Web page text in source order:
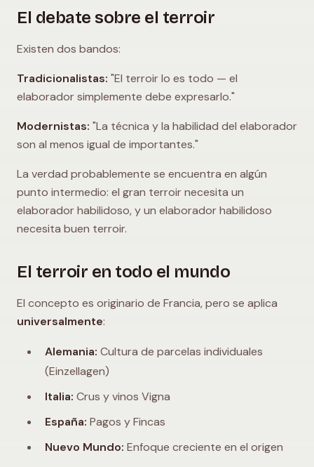
El debate sobre el terroir
Existen dos bandos:
Tradicionalistas: "El terroir lo es todo — el
elaborador simplemente debe expresarlo."
Modernistas: "La técnica y la habilidad del elaborador
son al menos igual de importantes."
La verdad probablemente se encuentra en algún
punto intermedio: el gran terroir necesita un
elaborador habilidoso, y un elaborador habilidoso
necesita buen terroir.
El terroir en todo el mundo
El concepto es originario de Francia, pero se aplica
universalmente:
Alemania: Cultura de parcelas individuales
(Einzellagen)
Italia: Crus y vinos Vigna
España: Pagos y Fincas
Nuevo Mundo: Enfoque creciente en el origen